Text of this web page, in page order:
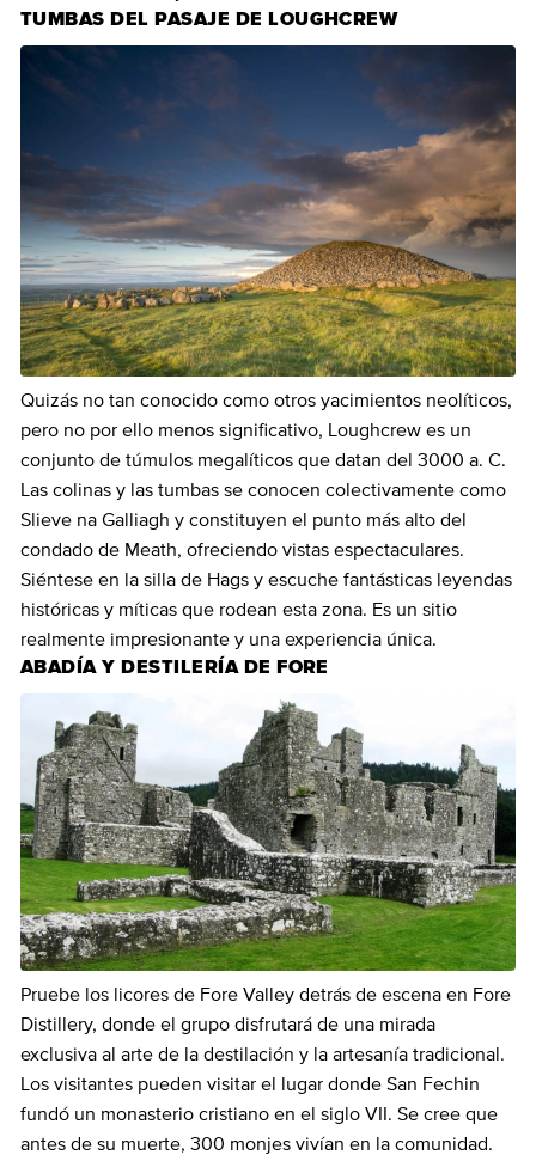
TUMBAS DEL PASAJE DE LOUGHCREW
Quizás no tan conocido como otros yacimientos neolíticos,
pero no por ello menos significativo, Loughcrew es un
conjunto de túmulos megalíticos que datan del 3000 a. C.
Las colinas y las tumbas se conocen colectivamente como
Slieve na Galliagh y constituyen el punto más alto del
condado de Meath, ofreciendo vistas espectaculares.
Siéntese en la silla de Hags y escuche fantásticas leyendas
históricas y míticas que rodean esta zona. Es un sitio
realmente impresionante y una experiencia única.
ABADÍA Y DESTILERÍA DE FORE
Pruebe los licores de Fore Valley detrás de escena en Fore
Distillery, donde el grupo disfrutará de una mirada
exclusiva al arte de la destilación y la artesanía tradicional.
Los visitantes pueden visitar el lugar donde San Fechin
fundó un monasterio cristiano en el siglo VII. Se cree que
antes de su muerte, 300 monjes vivían en la comunidad.